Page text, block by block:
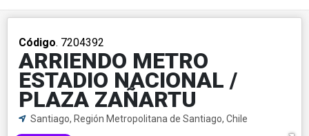
Código. 7204392
ARRIENDO METRO
ESTADIO NACIONAL /
PLAZA ZAÑARTU
Santiago, Región Metropolitana de Santiago, Chile